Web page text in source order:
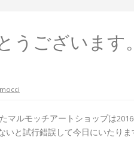
うございま
マルモッチアートショップは
と試行錯誤して今日にいたりま